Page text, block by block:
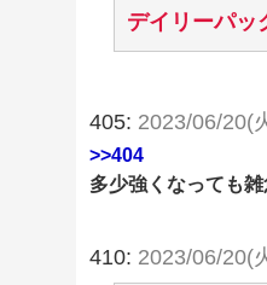
デイリーパッ
405: 2023/06/20(
>>404
多少強くなっても
410: 2023/06/20(